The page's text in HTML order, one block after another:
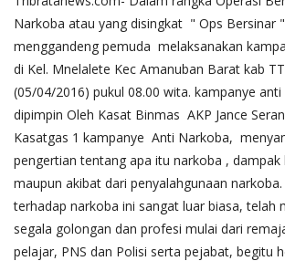
Narkoba atau yang disingkat " Ops Bersinar
menggandeng pemuda melaksanakan
di Kel. Mnelalete Kec Amanuban Barat kab
(05/04/2016) pukul 08.00 wita. kampanye
dipimpin Oleh Kasat Binmas AKP Jance
Kasatgas 1 kampanye Anti Narkoba,
pengertian tentang apa itu narkoba , dampak
maupun akibat dari penyalahgunaan
terhadap narkoba ini sangat luar biasa, telah
segala golongan dan profesi mulai dari
pelajar, PNS dan Polisi serta pejabat, begitu